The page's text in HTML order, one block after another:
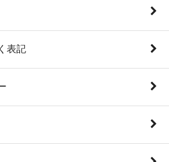
表記